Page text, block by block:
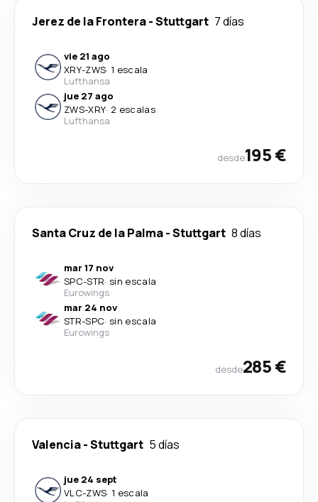
Jerez de la Frontera-Stuttgart 7 días
vie 21 ago
XRY-ZWS· 1 escala
Lufthansa
jue 27 ago
ZWS-XRY· 2 escalas
Lufthansa
desde195 €
Santa Cruz de la Palma-Stuttgart 8 días
mar 17 nov
SPC-STR· sin escala
Eurowings
mar 24 nov
STR-SPC· sin escala
Eurowings
desde285 €
Valencia-Stuttgart 5 días
jue 24 sept
VLC-ZWS· 1 escala